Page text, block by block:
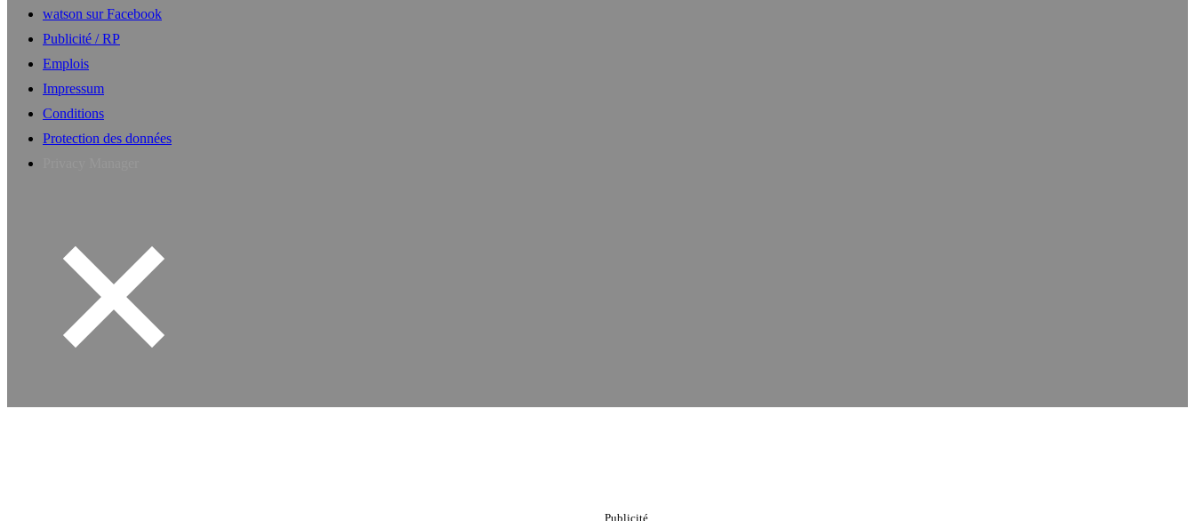
watson sur Facebook
Publicité / RP
Emplois
Impressum
Conditions
Protection des données